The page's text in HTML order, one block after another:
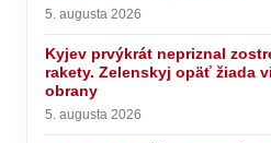
5. augusta 2026
Kyjev prvýkrát nepriznal
rakety. Zelenskyj opäť žiada
obrany
5. augusta 2026